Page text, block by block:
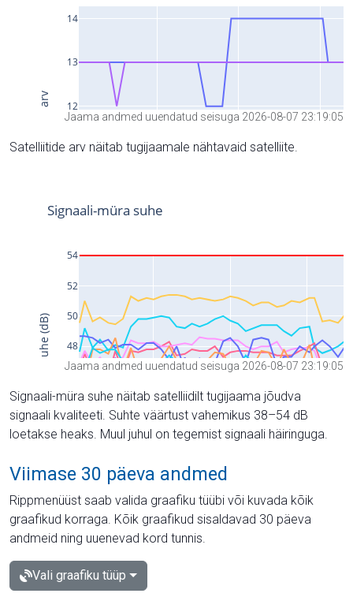
Jaama andmed uuendatud seisuga 2026-08-07 23:19:05
Satelliitide arv näitab tugijaamale nähtavaid satelliite.
Jaama andmed uuendatud seisuga 2026-08-07 23:19:05
Signaali-müra suhe näitab satelliidilt tugijaama jõudva
signaali kvaliteeti. Suhte väärtust vahemikus 38–54 dB
loetakse heaks. Muul juhul on tegemist signaali häiringuga.
Viimase 30 päeva andmed
Rippmenüüst saab valida graafiku tüübi või kuvada kõik
graafikud korraga. Kõik graafikud sisaldavad 30 päeva
andmeid ning uuenevad kord tunnis.
Vali graafiku tüüp